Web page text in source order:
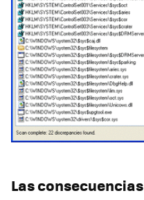
Las consecuencias